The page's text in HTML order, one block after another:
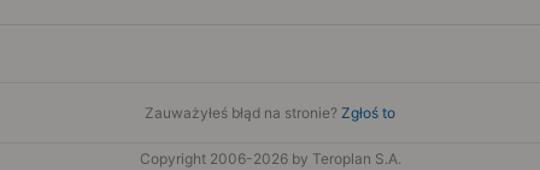
Zauważyłeś błąd na stronie? Zgłoś to
Copyright 2006-2026 by Teroplan S.A.